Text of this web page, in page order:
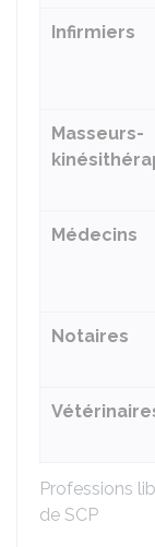
Professions
de SCP
Infirmiers
Masseurs-
Médecins
Notaires